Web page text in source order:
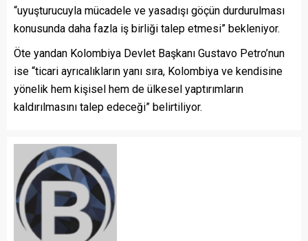
“uyuşturucuyla mücadele ve yasadışı göçün durdurulması
konusunda daha fazla iş birliği talep etmesi” bekleniyor.
Öte yandan Kolombiya Devlet Başkanı Gustavo Petro’nun
ise “ticari ayrıcalıkların yanı sıra, Kolombiya ve kendisine
yönelik hem kişisel hem de ülkesel yaptırımların
kaldırılmasını talep edeceği” belirtiliyor.